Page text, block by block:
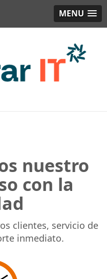
MENU
nuestro
con la
clientes, servicio de
inmediato.